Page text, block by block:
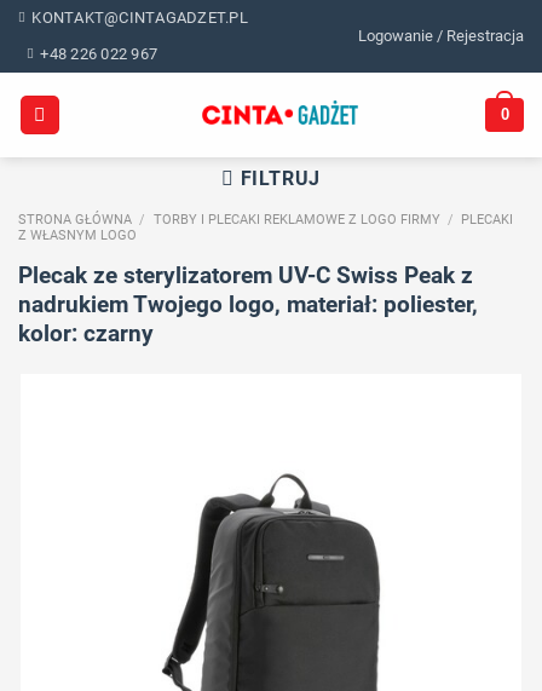
Skip
content
KONTAKT@CINTAGADZET.PL
+48 226 022 967
Logowanie / Rejestracja
0
FILTRUJ
STRONA GŁÓWNA / TORBY I PLECAKI REKLAMOWE Z LOGO FIRMY /
PLECAKI
Z WŁASNYM LOGO
Plecak ze sterylizatorem UV-C Swiss Peak z
nadrukiem Twojego logo, materiał: poliester,
kolor: czarny